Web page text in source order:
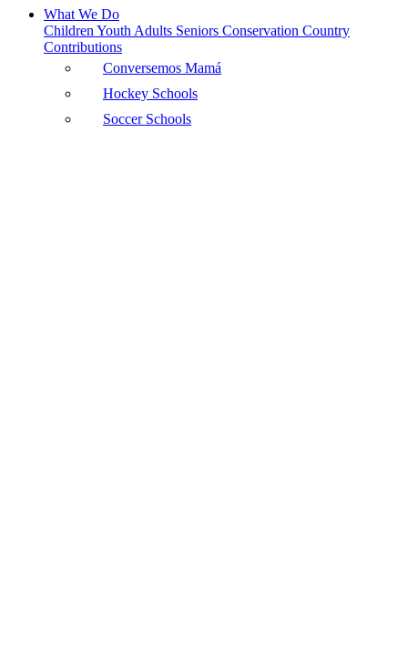
What We Do
Children Youth Adults Seniors Conservation Country
Contributions
Conversemos Mamá
Hockey Schools
Soccer Schools